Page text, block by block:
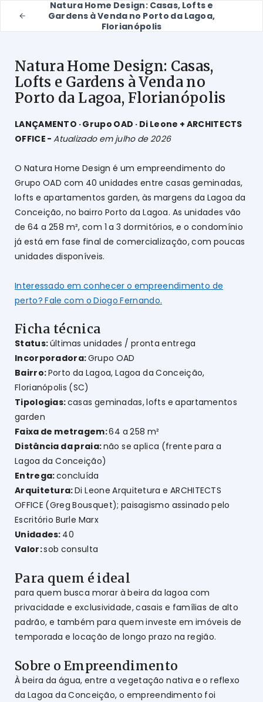
Natura Home Design: Casas, Lofts e
Gardens à Venda no Porto da Lagoa,
Florianópolis
Natura Home Design: Casas,
Lofts e Gardens à Venda no
Porto da Lagoa, Florianópolis
LANÇAMENTO · Grupo OAD · Di Leone + ARCHITECTS
OFFICE - Atualizado em julho de 2026
O Natura Home Design é um empreendimento do
Grupo OAD com 40 unidades entre casas geminadas,
lofts e apartamentos garden, às margens da Lagoa da
Conceição, no bairro Porto da Lagoa. As unidades vão
de 64 a 258 m², com 1 a 3 dormitórios, e o condomínio
já está em fase final de comercialização, com poucas
unidades disponíveis.
Interessado em conhecer o empreendimento de
perto? Fale com o Diogo Fernando.
Ficha técnica
Status:últimas unidades / pronta entrega
Incorporadora:Grupo OAD
Bairro:Porto da Lagoa, Lagoa da Conceição,
Florianópolis (SC)
Tipologias:casas geminadas, lofts e apartamentos
garden
Faixa de metragem:64 a 258 m²
Distância da praia:não se aplica (frente para a
Lagoa da Conceição)
Entrega:concluída
Arquitetura:Di Leone Arquitetura e ARCHITECTS
OFFICE (Greg Bousquet); paisagismo assinado pelo
Escritório Burle Marx
Unidades: 40
Valor:sob consulta
Para quem é ideal
para quem busca morar à beira da lagoa com
privacidade e exclusividade, casais e famílias de alto
padrão, e também para quem investe em imóveis de
temporada e locação de longo prazo na região.
Sobre o Empreendimento
À beira da água, entre a vegetação nativa e o reflexo
da Lagoa da Conceição, o empreendimento foi